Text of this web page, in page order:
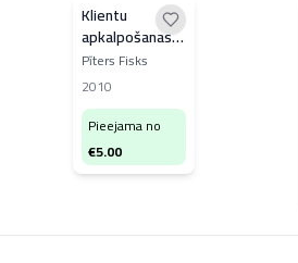
Klientu
apkalpošanas
ģēnijs
Pīters Fisks
2010
Pieejama no
€5.00